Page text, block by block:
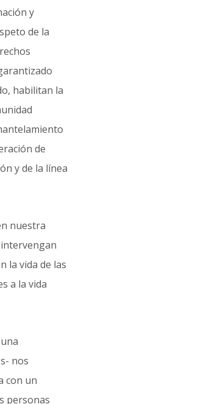
y
de la
habilitan la
de
y de la línea
nuestra
la vida de las
a la vida
nos
con un
personas